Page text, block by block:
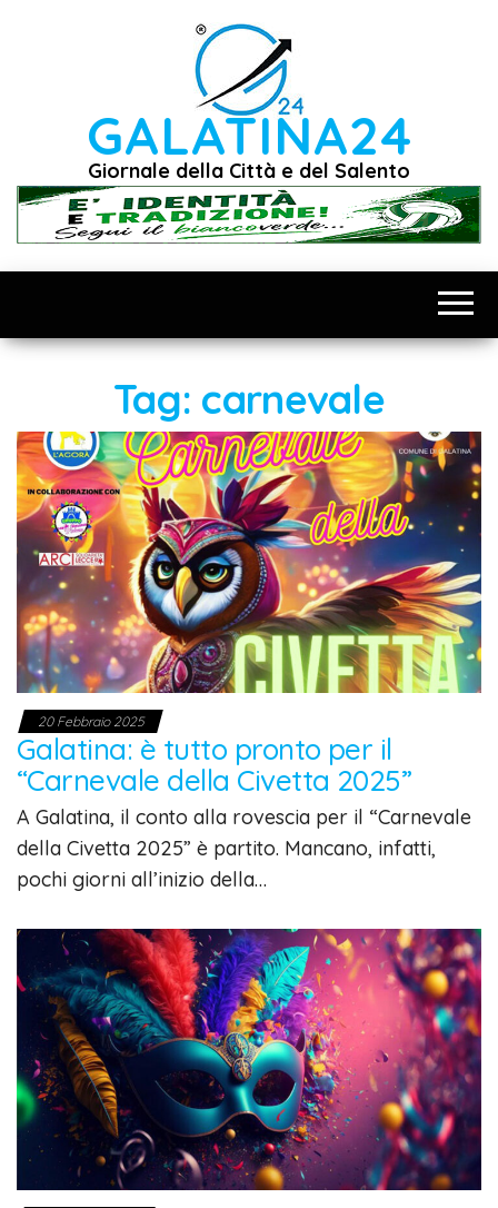
GALATINA24
Giornale della Città e del Salento
Tag: carnevale
20 Febbraio 2025
Galatina: è tutto pronto per il
“Carnevale della Civetta 2025”
A Galatina, il conto alla rovescia per il “Carnevale
della Civetta 2025” è partito. Mancano, infatti,
pochi giorni all’inizio della…